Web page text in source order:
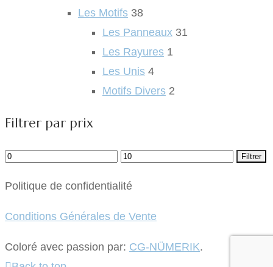
Les Motifs 38
Les Panneaux 31
Les Rayures 1
Les Unis 4
Motifs Divers 2
Filtrer par prix
Prix
Prix
Filtrer
Politique de confidentialité
Conditions Générales de Vente
Coloré avec passion par: CG-NÜMERIK.